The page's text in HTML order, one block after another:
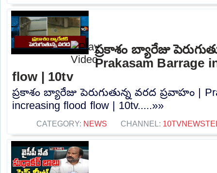
ప్రకాశం బ్యారేజు
Prakasam Barrage
flow | 10tv
ప్రకాశం బ్యారేజు పెరుగుతున్న వరద ప్రవాహం |
increasing flood flow | 10tv.....»»
CATEGORY: NEWS CHANNEL: